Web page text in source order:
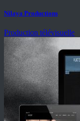
Nilaya Productions
Production télévisuelle